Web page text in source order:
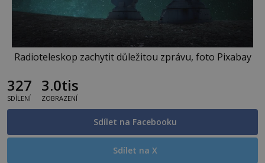
Radioteleskop zachytit důležitou zprávu, foto Pixabay
327
SDÍLENÍ
3.0tis
ZOBRAZENÍ
Sdílet na Facebooku
Sdílet na X